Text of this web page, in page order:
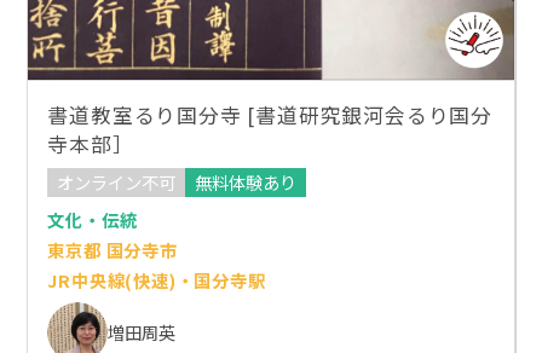
書道教室るり国分寺 [書道研究銀河会るり国分
寺本部］
オンライン不可
無料体験あり
文化・伝統
東京都 国分寺市
JR中央線(快速)・国分寺駅
増田周英